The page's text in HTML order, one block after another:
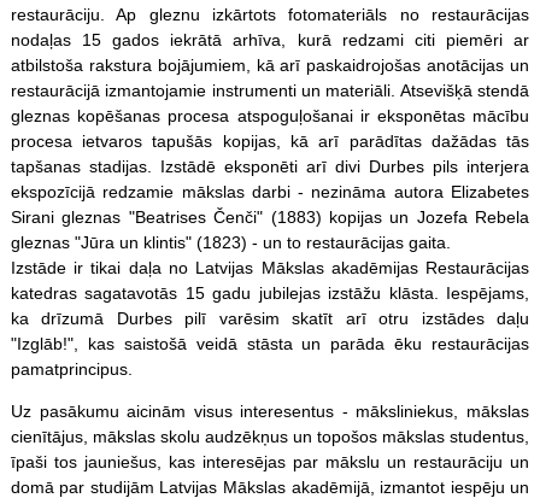
restaurāciju. Ap gleznu izkārtots fotomateriāls no restaurācijas
nodaļas 15 gados iekrātā arhīva, kurā redzami citi piemēri ar
atbilstoša rakstura bojājumiem, kā arī paskaidrojošas anotācijas un
restaurācijā izmantojamie instrumenti un materiāli. Atsevišķā stendā
gleznas kopēšanas procesa atspoguļošanai ir eksponētas mācību
procesa ietvaros tapušās kopijas, kā arī parādītas dažādas tās
tapšanas stadijas. Izstādē eksponēti arī divi Durbes pils interjera
ekspozīcijā redzamie mākslas darbi - nezināma autora Elizabetes
Sirani gleznas "Beatrises Čenči" (1883) kopijas un Jozefa Rebela
gleznas "Jūra un klintis" (1823) - un to restaurācijas gaita.
Izstāde ir tikai daļa no Latvijas Mākslas akadēmijas Restaurācijas
katedras sagatavotās 15 gadu jubilejas izstāžu klāsta. Iespējams,
ka drīzumā Durbes pilī varēsim skatīt arī otru izstādes daļu
"Izglāb!", kas saistošā veidā stāsta un parāda ēku restaurācijas
pamatprincipus.
Uz pasākumu aicinām visus interesentus - māksliniekus, mākslas
cienītājus, mākslas skolu audzēkņus un topošos mākslas studentus,
īpaši tos jauniešus, kas interesējas par mākslu un restaurāciju un
domā par studijām Latvijas Mākslas akadēmijā, izmantot iespēju un